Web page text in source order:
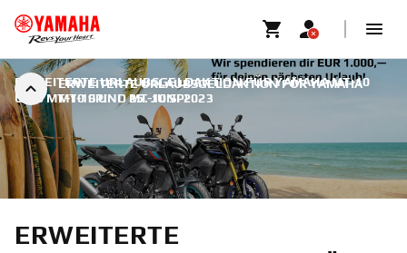
ERWEITERTE URLAUBSGELDAKTION FÜR YAMAHA
MT-10 UND MT-10 SP!
ERWEITERTE URLAUBSGELDAKTION FÜR YAMAHA MT-10
UND MT-10 SP! | 25. JUNI 2023
ERWEITERTE